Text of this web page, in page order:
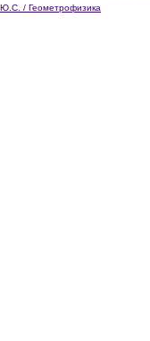
/ Геометрофизика